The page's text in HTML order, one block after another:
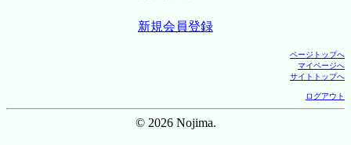
新規会員登録
ページトップへ
マイページへ
サイトトップへ
ログアウト
© 2026 Nojima.